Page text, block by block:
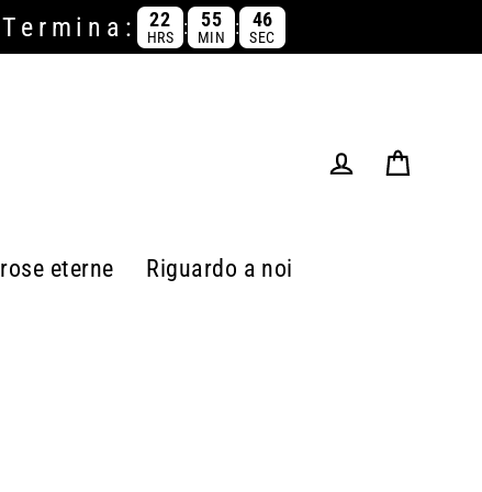
22
HRS : 55
MIN : 46
SEC
eterne
Riguardo a noi